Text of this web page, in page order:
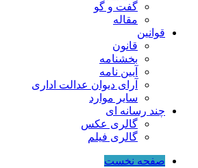
گفت و گو
مقاله
قوانین
قانون
بخشنامه
آیین نامه
آرای دیوان عدالت اداری
سایر موارد
چند رسانه ای
گالری عکس
گالری فیلم
صفحه نخست